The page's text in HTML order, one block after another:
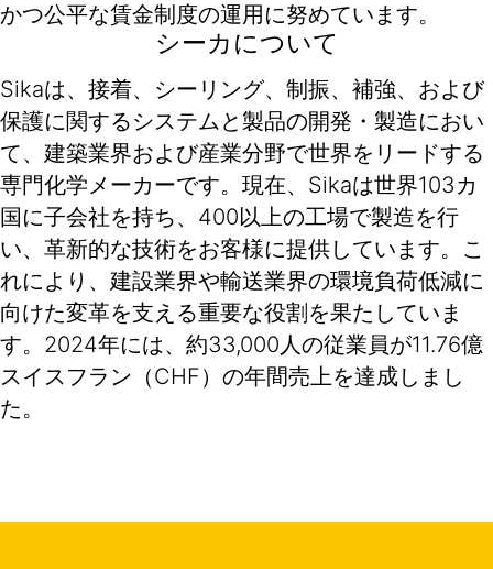
かつ公平な賃金制度の運用に努めています。
シーカについて
Sikaは、接着、シーリング、制振、補強、および
保護に関するシステムと製品の開発・製造におい
て、建築業界および産業分野で世界をリードする
専門化学メーカーです。現在、Sikaは世界103カ
国に子会社を持ち、400以上の工場で製造を行
い、革新的な技術をお客様に提供しています。こ
れにより、建設業界や輸送業界の環境負荷低減に
向けた変革を支える重要な役割を果たしていま
す。2024年には、約33,000人の従業員が11.76億
スイスフラン（CHF）の年間売上を達成しまし
た。